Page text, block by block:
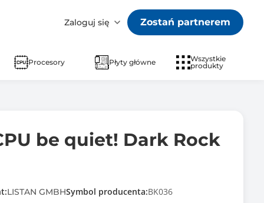
Zaloguj się Zostań partnerem
Procesory Płyty główne
Wszystkie
produkty
be quiet! Dark Rock
LISTAN GMBHSymbol producenta:BK036